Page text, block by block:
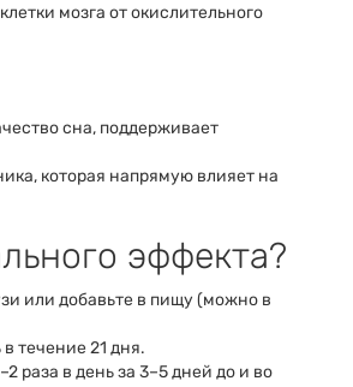
мозга от окислительного
сна, поддерживает
которая напрямую влияет на
эффекта?
или добавьте в пищу (можно в
в течение 21 дня.
раза в день за 3–5 дней до и во